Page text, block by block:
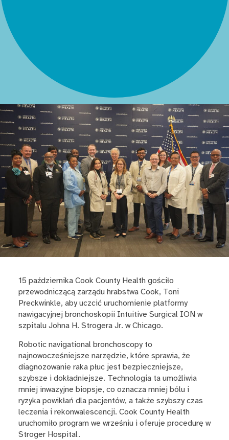
15 października Cook County Health gościło
przewodniczącą zarządu hrabstwa Cook, Toni
Preckwinkle, aby uczcić uruchomienie platformy
nawigacyjnej bronchoskopii Intuitive Surgical ION w
szpitalu Johna H. Strogera Jr. w Chicago.
Robotic navigational bronchoscopy to
najnowocześniejsze narzędzie, które sprawia, że
diagnozowanie raka płuc jest bezpieczniejsze,
szybsze i dokładniejsze. Technologia ta umożliwia
mniej inwazyjne biopsje, co oznacza mniej bólu i
ryzyka powikłań dla pacjentów, a także szybszy czas
leczenia i rekonwalescencji. Cook County Health
uruchomiło program we wrześniu i oferuje procedurę w
Stroger Hospital.